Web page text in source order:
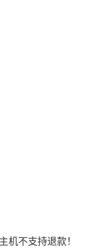
机不支持退款！